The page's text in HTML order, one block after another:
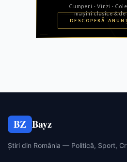
BZ Bayz
Știri din România — Politică, Sport,